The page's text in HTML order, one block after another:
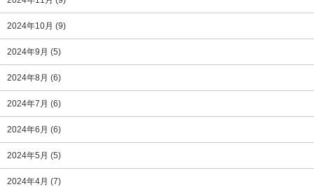
2024年10月 (9)
2024年9月 (5)
2024年8月 (6)
2024年7月 (6)
2024年6月 (6)
2024年5月 (5)
2024年4月 (7)